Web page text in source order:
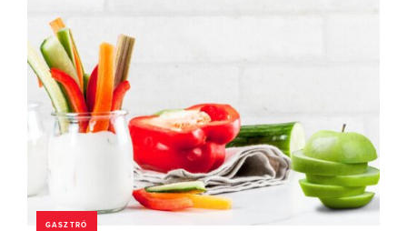
GASZTRÓ